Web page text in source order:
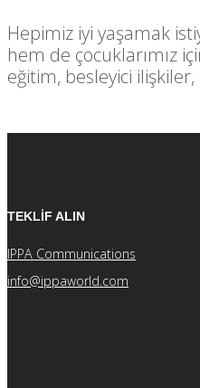
Hepimiz iyi yaşamak
hem de çocuklarımız
eğitim, besleyici
TEKLİF ALIN
IPPA Communications
info@ippaworld.com